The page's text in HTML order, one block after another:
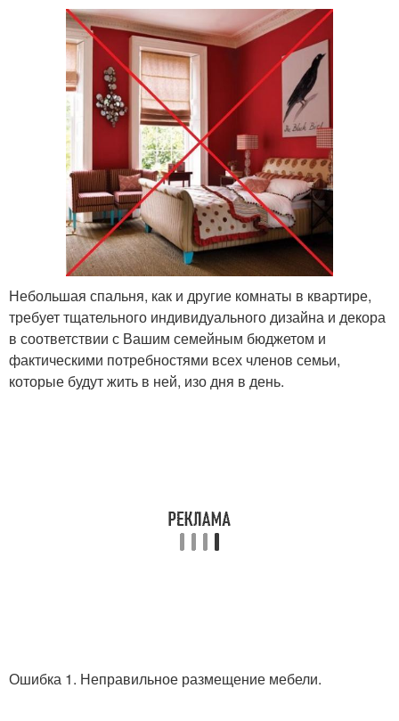
Небольшая спальня, как и другие комнаты в квартире,
требует тщательного индивидуального дизайна и декора
в соответствии с Вашим семейным бюджетом и
фактическими потребностями всех членов семьи,
которые будут жить в ней, изо дня в день.
Ошибка 1. Неправильное размещение мебели.